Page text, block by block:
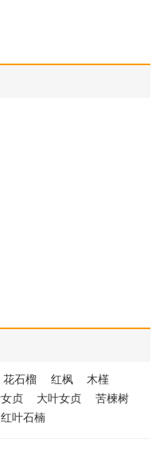
花石榴 红枫
木槿
贞 大叶女贞
苦楝树
红叶石楠